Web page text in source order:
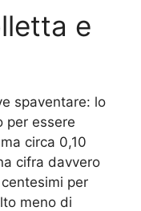
e
spaventare: lo
per essere
circa 0,10
cifra davvero
per
meno di